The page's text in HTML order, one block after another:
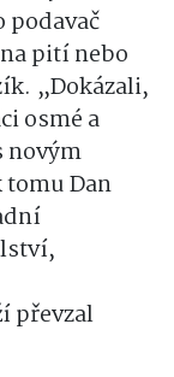
pití nebo
„Dokázali,
osmé a
novým
Dan
převzal